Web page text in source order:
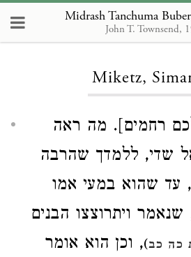
Midrash Tanchuma
John T. Townsend,
Loading...
Miketz,
רחמים]. מה ראה
שדי, ללמדך שהרבה
עד שהוא במעי אמו
ויתרוצצו הבנים
כה כב), וכן הוא אומר